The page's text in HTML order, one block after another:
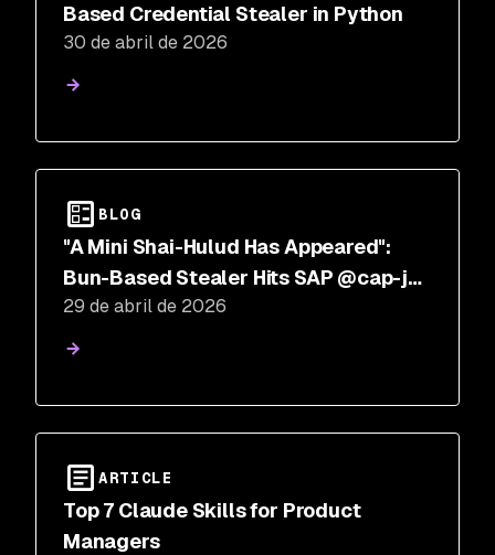
Based Credential Stealer in Python
30 de abril de 2026
BLOG
"A Mini Shai-Hulud Has Appeared":
Bun-Based Stealer Hits SAP @cap-js
and mbt npm Packages
29 de abril de 2026
ARTICLE
Top 7 Claude Skills for Product
Managers